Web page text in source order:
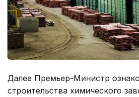
Далее Премьер-Министр
строительства химического